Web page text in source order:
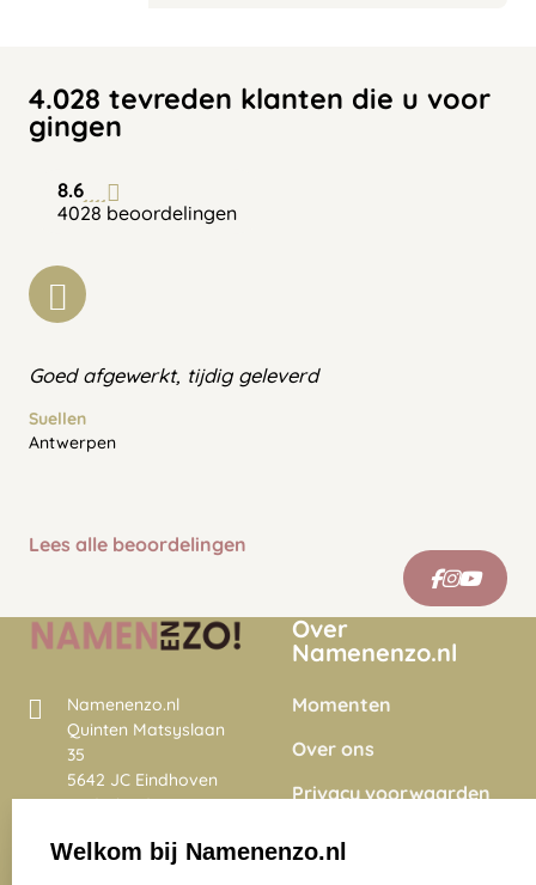
4.028 tevreden klanten die u voor
gingen
8.6
4028 beoordelingen
Goed afgewerkt, tijdig geleverd
Suellen
Antwerpen
Lees alle beoordelingen
Namenenzo.nl
Quinten Matsyslaan
35
5642 JC Eindhoven
Nederland
Over
Namenenzo.nl
Momenten
Over ons
Privacy voorwaarden
Onze vacatures
Welkom bij Namenenzo.nl